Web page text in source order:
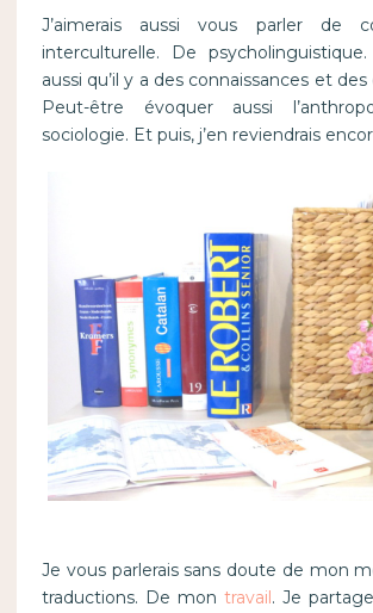
J’aimerais aussi vous parler de
interculturelle. De
aussi qu’il y a des connaissances et
Peut-être évoquer aussi
sociologie. Et puis, j’en reviendrais
Je vous parlerais sans doute de mon
traductions. De mon travail. Je